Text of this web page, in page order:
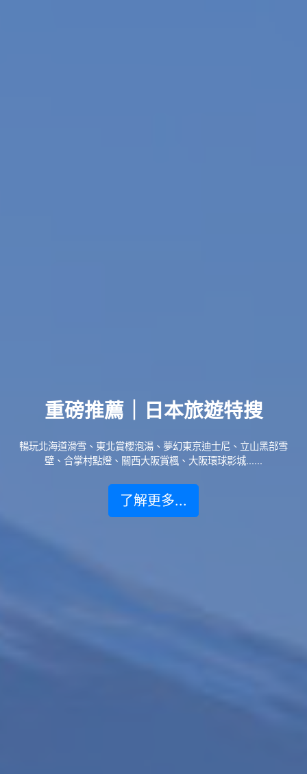
重磅推薦｜日本旅遊特搜
暢玩北海道滑雪、東北賞櫻泡湯、夢幻東京迪士尼、立山黑部雪
壁、合掌村點燈、關西大阪賞楓、大阪環球影城......
了解更多...